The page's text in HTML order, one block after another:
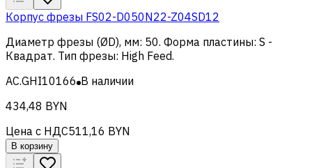
Корпус фрезы FS02-D050N22-Z04SD12
Диаметр фрезы (ØD), мм: 50. Форма пластины: S -
Квадрат. Тип фрезы: High Feed.
AC.GHI10166 В наличии
434,48 BYN
Цена с НДС511,16 BYN
В корзину